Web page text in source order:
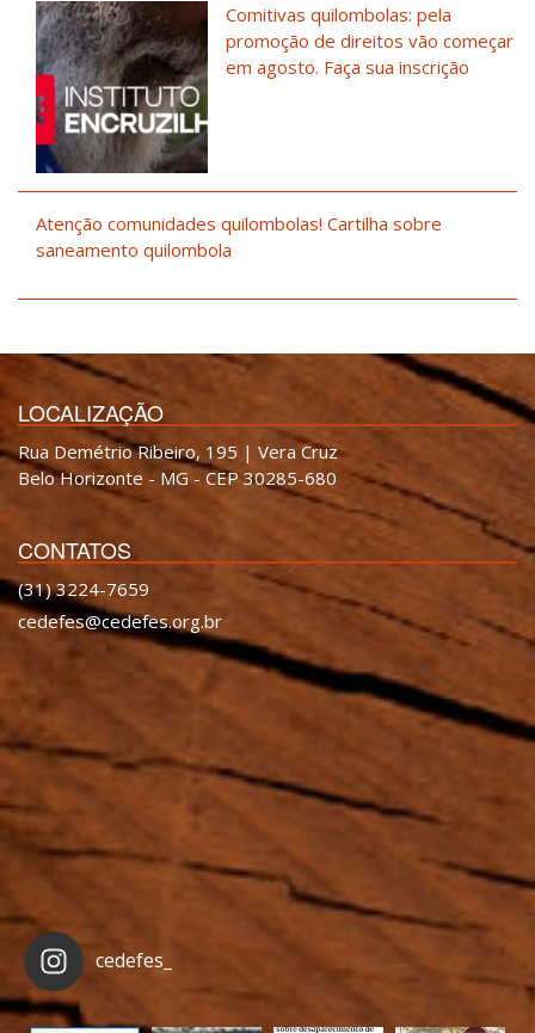
Comitivas quilombolas: pela
promoção de direitos vão começar
em agosto. Faça sua inscrição
Atenção comunidades quilombolas! Cartilha sobre
saneamento quilombola
LOCALIZAÇÃO
Rua Demétrio Ribeiro, 195 | Vera Cruz
Belo Horizonte - MG - CEP 30285-680
CONTATOS
(31) 3224-7659
cedefes@cedefes.org.br
cedefes_